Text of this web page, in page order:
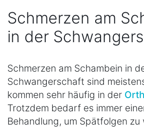
Schmerzen am
in der
Schmerzen am Schambein in
Schwangerschaft sind
kommen sehr häufig in der
Trotzdem bedarf es immer
Behandlung, um Spätfolgen zu